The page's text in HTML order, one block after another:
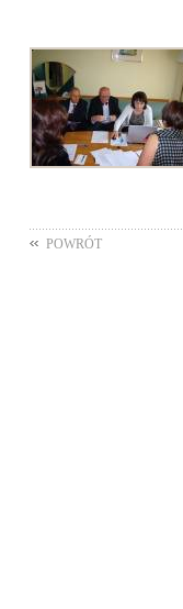
POWRÓT